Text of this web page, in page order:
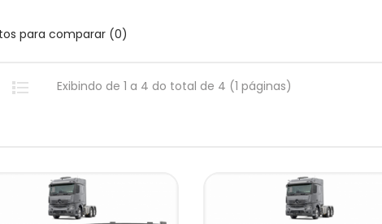
para comparar (0)
Exibindo de 1 a 4 do total de 4 (1 páginas)